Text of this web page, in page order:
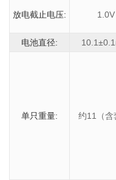
放电截止电压: 1.0V
电池直径:
单只重量: 约11（含